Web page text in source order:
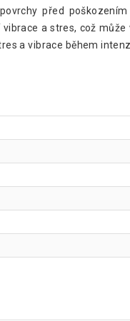
před
a stres, což
a vibrace během